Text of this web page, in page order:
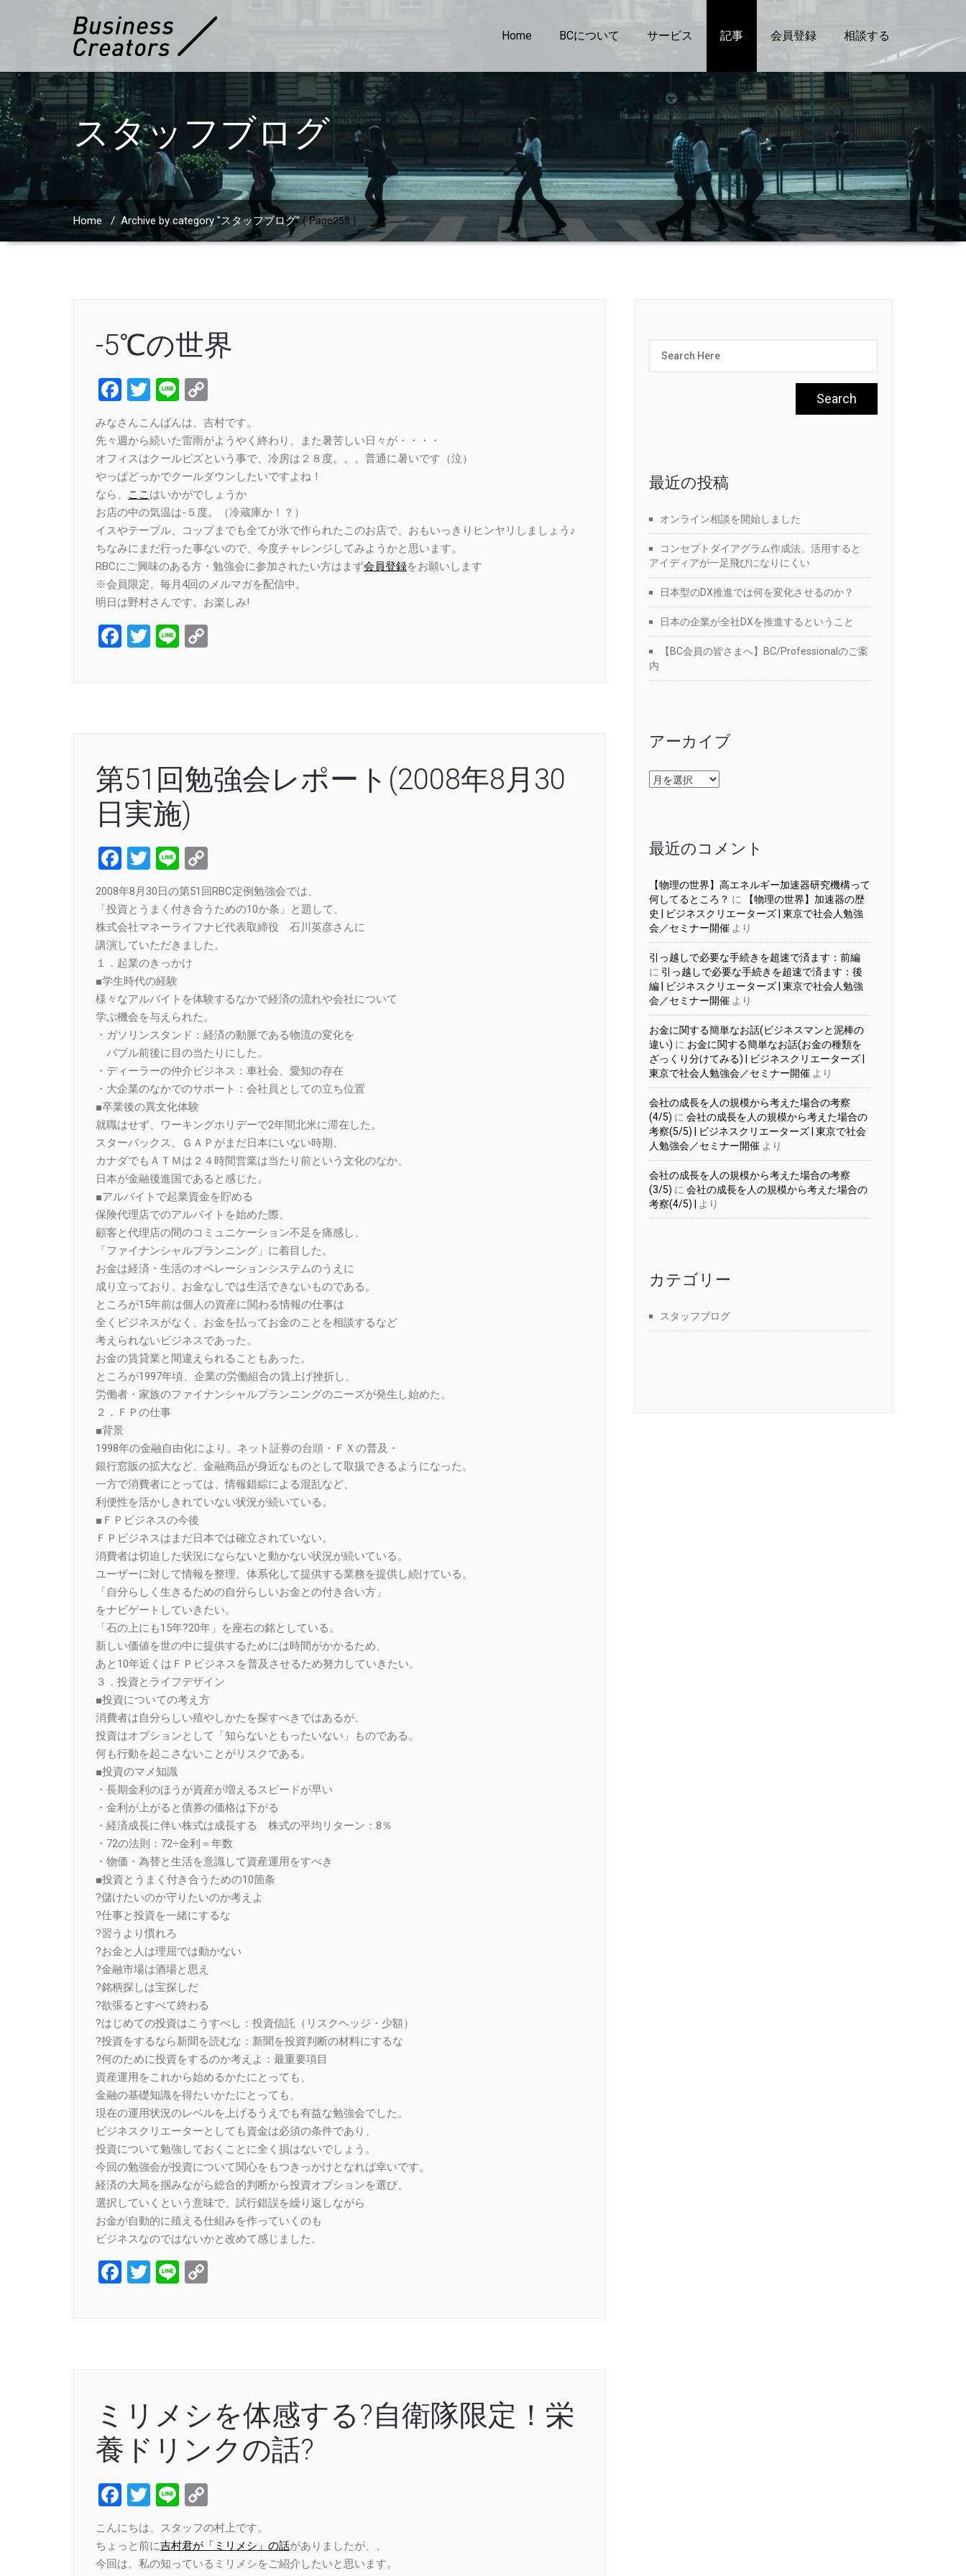
Home BCについて サービス 記事 会員登録 相談する
スタッフブログ
Home / Archive by category "スタッフブログ" ( Page258 )
-5℃の世界
Facebook
Twitter
Line
Link
みなさんこんばんは、吉村です。
先々週から続いた雷雨がようやく終わり、また暑苦しい日々が・・・・
オフィスはクールビズという事で、冷房は２８度。。。普通に暑いです（泣）
やっぱどっかでクールダウンしたいですよね！
なら、
ここ はいかがでしょうか
お店の中の気温は-５度。（冷蔵庫か！？）
イスやテーブル、コップまでも全てが氷で作られたこのお店で、おもいっきりヒンヤリしましょう♪
ちなみにまだ行った事ないので、今度チャレンジしてみようかと思います。
RBCにご興味のある方・勉強会に参加されたい方はまず会員登録をお願いします
※会員限定、毎月4回のメルマガを配信中。
明日は野村さんです。お楽しみ!
Facebook
Twitter
Line
第51回勉強会レポート(2008年8月30
日実施)
Facebook
Twitter
Line
Link
2008年8月30日の第51回RBC定例勉強会では、
「投資とうまく付き合うための10か条」と題して、
株式会社マネーライフナビ代表取締役 石川英彦さんに
講演していただきました。
１．起業のきっかけ
■学生時代の経験
様々なアルバイトを体験するなかで経済の流れや会社について
学ぶ機会を与えられた。
・ガソリンスタンド：経済の動脈である物流の変化を
バブル前後に目の当たりにした。
・ディーラーの仲介ビジネス：車社会、愛知の存在
・大企業のなかでのサポート：会社員としての立ち位置
■卒業後の異文化体験
就職はせず、ワーキングホリデーで2年間北米に滞在した。
スターバックス、ＧＡＰがまだ日本にいない時期、
カナダでもＡＴＭは２４時間営業は当たり前という文化のなか、
日本が金融後進国であると感じた。
■アルバイトで起業資金を貯める
保険代理店でのアルバイトを始めた際、
顧客と代理店の間のコミュニケーション不足を痛感し、
「ファイナンシャルプランニング」に着目した。
お金は経済・生活のオペレーションシステムのうえに
成り立っており、お金なしでは生活できないものである。
ところが15年前は個人の資産に関わる情報の仕事は
全くビジネスがなく、お金を払ってお金のことを相談するなど
考えられないビジネスであった。
お金の賃貸業と間違えられることもあった。
ところが1997年頃、企業の労働組合の賃上げ挫折し、
労働者・家族のファイナンシャルプランニングのニーズが発生し始めた。
２．ＦＰの仕事
■背景
1998年の金融自由化により、ネット証券の台頭・ＦＸの普及・
銀行窓販の拡大など、金融商品が身近なものとして取扱できるようになった。
一方で消費者にとっては、情報錯綜による混乱など、
利便性を活かしきれていない状況が続いている。
■ＦＰビジネスの今後
ＦＰビジネスはまだ日本では確立されていない。
消費者は切迫した状況にならないと動かない状況が続いている。
ユーザーに対して情報を整理、体系化して提供する業務を提供し続けている。
「自分らしく生きるための自分らしいお金との付き合い方」
をナビゲートしていきたい。
「石の上にも15年?20年」を座右の銘としている。
新しい価値を世の中に提供するためには時間がかかるため、
あと10年近くはＦＰビジネスを普及させるため努力していきたい。
３．投資とライフデザイン
■投資についての考え方
消費者は自分らしい殖やしかたを探すべきではあるが、
投資はオプションとして「知らないともったいない」ものである。
何も行動を起こさないことがリスクである。
■投資のマメ知識
・長期金利のほうが資産が増えるスピードが早い
・金利が上がると債券の価格は下がる
・経済成長に伴い株式は成長する 株式の平均リターン：8％
・72の法則：72÷金利＝年数
・物価・為替と生活を意識して資産運用をすべき
■投資とうまく付き合うための10箇条
?儲けたいのか守りたいのか考えよ
?仕事と投資を一緒にするな
?習うより慣れろ
?お金と人は理屈では動かない
?金融市場は酒場と思え
?銘柄探しは宝探しだ
?欲張るとすべて終わる
?はじめての投資はこうすべし：投資信託（リスクヘッジ・少額）
?投資をするなら新聞を読むな：新聞を投資判断の材料にするな
?何のために投資をするのか考えよ：最重要項目
資産運用をこれから始めるかたにとっても、
金融の基礎知識を得たいかたにとっても、
現在の運用状況のレベルを上げるうえでも有益な勉強会でした。
ビジネスクリエーターとしても資金は必須の条件であり、
投資について勉強しておくことに全く損はないでしょう。
今回の勉強会が投資について関心をもつきっかけとなれば幸いです。
経済の大局を掴みながら総合的判断から投資オプションを選び、
選択していくという意味で、試行錯誤を繰り返しながら
お金が自動的に殖える仕組みを作っていくのも
ビジネスなのではないかと改めて感じました。
Facebook
Twitter
Line
ミリメシを体感する?自衛隊限定！栄
養ドリンクの話?
Facebook
Twitter
Line
Link
こんにちは、スタッフの村上です。
ちょっと前に吉村君が「ミリメシ」の話がありましたが、、
今回は、私の知っているミリメシをご紹介したいと思います。
最近の投稿
オンライン相談を開始しました
コンセプトダイアグラム作成法。活用すると
アイディアが一足飛びになりにくい
日本型のDX推進では何を変化させるのか？
日本の企業が全社DXを推進するということ
【BC会員の皆さまへ】BC/Professionalのご案
内
アーカイブ
ア
ー
最近のコメント
【物理の世界】高エネルギー加速器研究機構って
何してるところ？ に
【物理の世界】加速器の歴
史 | ビジネスクリエーターズ | 東京で社会人勉強
会／セミナー開催 より
引っ越しで必要な手続きを超速で済ます：前編
に 引っ越しで必要な手続きを超速で済ます：後
編 | ビジネスクリエーターズ | 東京で社会人勉強
会／セミナー開催 より
お金に関する簡単なお話(ビジネスマンと泥棒の
違い) に お金に関する簡単なお話(お金の種類を
ざっくり分けてみる) | ビジネスクリエーターズ |
東京で社会人勉強会／セミナー開催 より
会社の成長を人の規模から考えた場合の考察
(4/5) に 会社の成長を人の規模から考えた場合の
考察(5/5) | ビジネスクリエーターズ | 東京で社会
人勉強会／セミナー開催 より
会社の成長を人の規模から考えた場合の考察
(3/5) に 会社の成長を人の規模から考えた場合の
考察(4/5) |
より
カテゴリー
スタッフブログ